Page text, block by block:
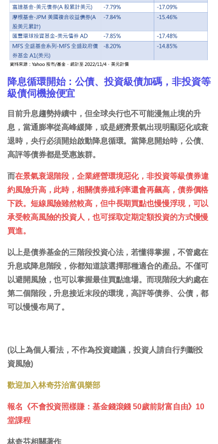
降息循環開始：公債、投資級債加碼，非投資等
級債伺機撿便宜
目前升息趨勢持續中，但全球央行也不可能漫無止境的升
息，當通膨率從高峰緩降，或是經濟景氣出現明顯惡化或衰
退時，央行必須開始啟動降息循環。當降息開始時，公債、
高評等債券都是受惠族群。
而在景氣衰退階段，企業經營環境惡化，非投資等級債券違
約風險升高，此時，相關債券殖利率還會再飆高，債券價格
下跌。短線風險雖然較高，但中長期買點也慢慢浮現，可以
承受較高風險的投資人，也可採取定期定額投資的方式慢慢
買進。
以上是債券基金的三階段投資心法，若懂得掌握，不管處在
升息或降息階段，你都知道該選擇那種適合的產品。不僅可
以避開風險，也可以掌握最佳買點進場。而現階段大約處在
第二個階段，升息接近末段的環境，高評等債券、公債，都
可以慢慢布局了。
(以上為個人看法，不作為投資建議，投資人請自行判斷投
資風險)
歡迎加入林奇芬治富俱樂部
報名《不會投資照樣賺：基金錢滾錢 50歲前財富自由》10
堂課程
林奇芬相關著作